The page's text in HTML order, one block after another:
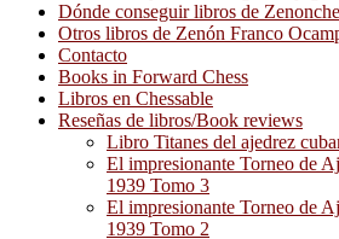
Dónde conseguir libros de
Otros libros de Zenón Franco
Contacto
Books in Forward Chess
Libros en Chessable
Reseñas de libros/Book reviews
Libro Titanes del ajedrez
El impresionante Torneo de
1939 Tomo 3
El impresionante Torneo de
1939 Tomo 2